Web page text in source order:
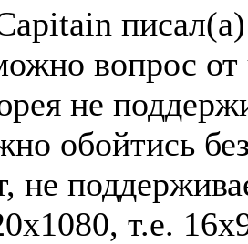
вопрос от
не
обойтись
не
т.е.